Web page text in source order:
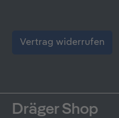
Vertrag widerrufen
Dräger Shop